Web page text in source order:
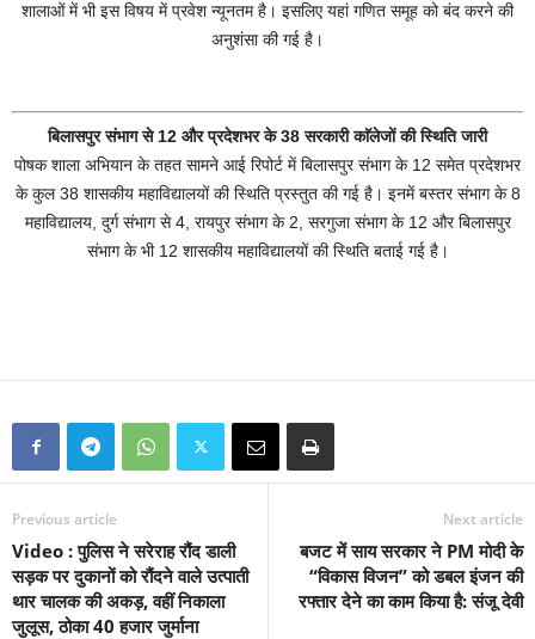
शालाओं में भी इस विषय में प्रवेश न्यूनतम है। इसलिए यहां गणित समूह को बंद करने की
अनुशंसा की गई है।
बिलासपुर संभाग से 12 और प्रदेशभर के 38 सरकारी काॅलेजों की स्थिति जारी
पोषक शाला अभियान के तहत सामने आई रिपोर्ट में बिलासपुर संभाग के 12 समेत प्रदेशभर
के कुल 38 शासकीय महाविद्यालयों की स्थिति प्रस्तुत की गई है। इनमें बस्तर संभाग के 8
महाविद्यालय, दुर्ग संभाग से 4, रायपुर संभाग के 2, सरगुजा संभाग के 12 और बिलासपुर
संभाग के भी 12 शासकीय महाविद्यालयों की स्थिति बताई गई है।
Previous article
Video : पुलिस ने सरेराह रौंद डाली
सड़क पर दुकानों को रौंदने वाले उत्पाती
थार चालक की अकड़, वहीं निकाला
जुलूस, ठोका 40 हजार जुर्माना
Next article
बजट में साय सरकार ने PM मोदी के
“विकास विजन” को डबल इंजन की
रफ्तार देने का काम किया है: संजू देवी